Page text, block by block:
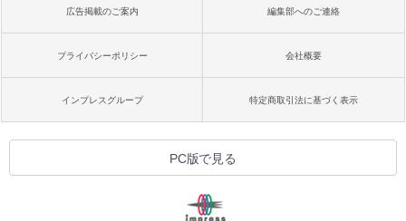
広告掲載のご案内 編集部へのご連絡
プライバシーポリシー 会社概要
インプレスグループ 特定商取引法に基づく表示
PC版で見る